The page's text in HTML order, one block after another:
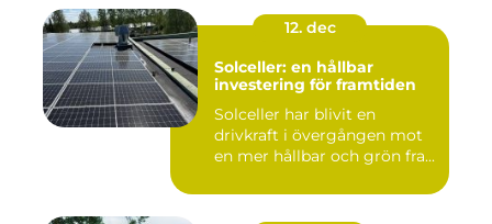
12. dec
Solceller: en hållbar
investering för framtiden
Solceller har blivit en
drivkraft i övergången mot
en mer hållbar och grön fra...